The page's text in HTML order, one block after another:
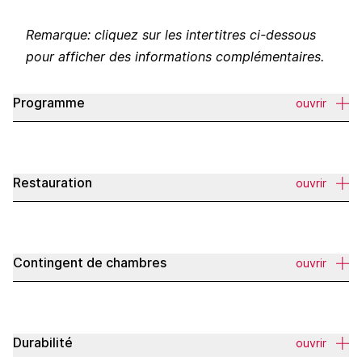
Remarque: cliquez sur les intertitres ci-dessous
pour afficher des informations complémentaires.
Programme ouvrir
Restauration ouvrir
Contingent de chambres ouvrir
Durabilité ouvrir